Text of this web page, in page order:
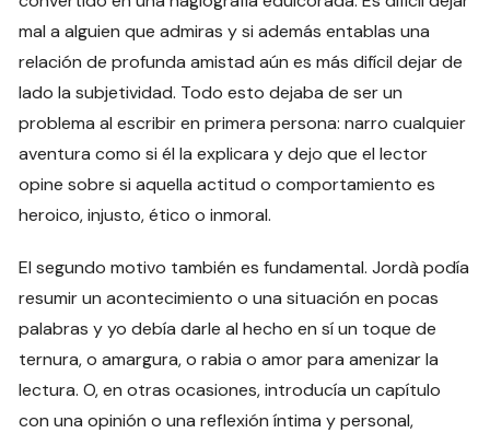
mal a alguien que admiras y si además entablas una
relación de profunda amistad aún es más difícil dejar de
lado la subjetividad. Todo esto dejaba de ser un
problema al escribir en primera persona: narro cualquier
aventura como si él la explicara y dejo que el lector
opine sobre si aquella actitud o comportamiento es
heroico, injusto, ético o inmoral.
El segundo motivo también es fundamental. Jordà podía
resumir un acontecimiento o una situación en pocas
palabras y yo debía darle al hecho en sí un toque de
ternura, o amargura, o rabia o amor para amenizar la
lectura. O, en otras ocasiones, introducía un capítulo
con una opinión o una reflexión íntima y personal,